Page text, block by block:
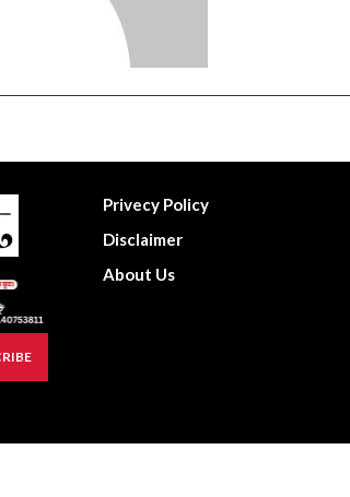
Privecy Policy
Disclaimer
About Us